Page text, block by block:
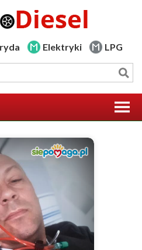
Elektryki LPG